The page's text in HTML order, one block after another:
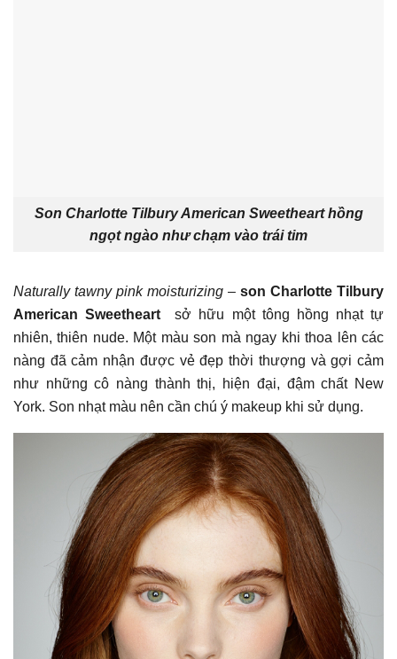
Son Charlotte Tilbury American Sweetheart hồng
ngọt ngào như chạm vào trái tim
Naturally tawny pink moisturizing – son Charlotte Tilbury
American Sweetheartsở hữu một tông hồng nhạt tự
nhiên, thiên nude. Một màu son mà ngay khi thoa lên các
nàng đã cảm nhận được vẻ đẹp thời thượng và gợi cảm
như những cô nàng thành thị, hiện đại, đậm chất New
York. Son nhạt màu nên cần chú ý makeup khi sử dụng.